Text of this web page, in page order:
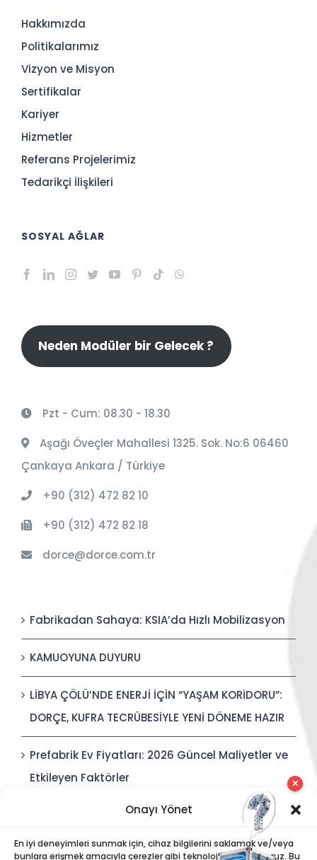
Onayı Yönet
En iyi deneyimleri sunmak için, cihaz bilgilerini saklamak ve/veya
bunlara erişmek amacıyla çerezler gibi teknolojiler kullanıyoruz. Bu
Hakkımızda
Politikalarımız
Vizyon ve Misyon
Sertifikalar
Kariyer
Hizmetler
Referans Projelerimiz
Tedarikçi İlişkileri
SOSYAL AĞLAR
Neden Modüler bir Gelecek ?
Pzt - Cum: 08.30 - 18.30
Aşağı Öveçler Mahallesi 1325. Sok. No:6 06460
Çankaya Ankara / Türkiye
+90 (312) 472 82 10
+90 (312) 472 82 18
dorce@dorce.com.tr
Fabrikadan Sahaya: KSIA’da Hızlı Mobilizasyon
KAMUOYUNA DUYURU
LİBYA ÇÖLÜ’NDE ENERJİ İÇİN “YAŞAM KORİDORU”:
DORÇE, KUFRA TECRÜBESİYLE YENİ DÖNEME HAZIR
Prefabrik Ev Fiyatları: 2026 Güncel Maliyetler ve
Etkileyen Faktörler
Polis Karakolları: Güvenli, Entegre ve Hızlı İnşa
Edilebilir Kamu Güvenliği Yapıları
✕